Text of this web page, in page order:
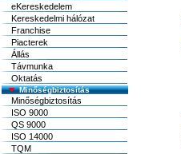
eKereskedelem
Kereskedelmi hálózat
Franchise
Piacterek
Állás
Távmunka
Oktatás
Minőségbiztosítás
Minőségbiztosítás
ISO 9000
QS 9000
ISO 14000
TQM